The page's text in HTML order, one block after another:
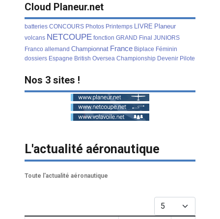
Cloud Planeur.net
batteries CONCOURS Photos Printemps LIVRE Planeur
volcans NETCOUPE fonction GRAND Final JUNIORS
Franco allemand Championnat France Biplace Féminin
dossiers Espagne British Oversea Championship Devenir Pilote
Nos 3 sites !
L'actualité aéronautique
Toute l'actualité aéronautique
Afficher #